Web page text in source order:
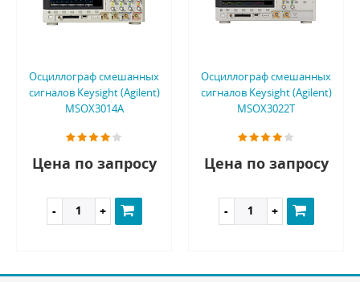
Осциллограф смешанных
сигналов Keysight (Agilent)
MSOX3014A
Цена по запросу
Осциллограф смешанных
сигналов Keysight (Agilent)
MSOX3022T
Цена по запросу